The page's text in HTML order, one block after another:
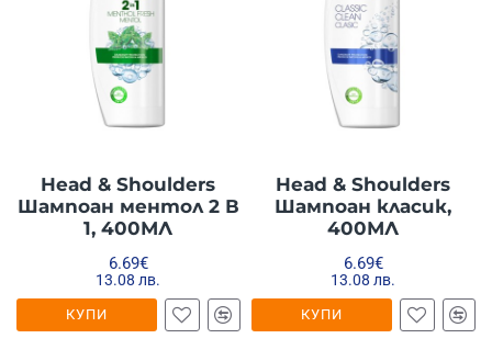
Head & Shoulders
Шампоан ментол 2 В
1, 400МЛ
6.69€
13.08 лв.
КУПИ
Head & Shoulders
Шампоан класик,
400МЛ
6.69€
13.08 лв.
КУПИ